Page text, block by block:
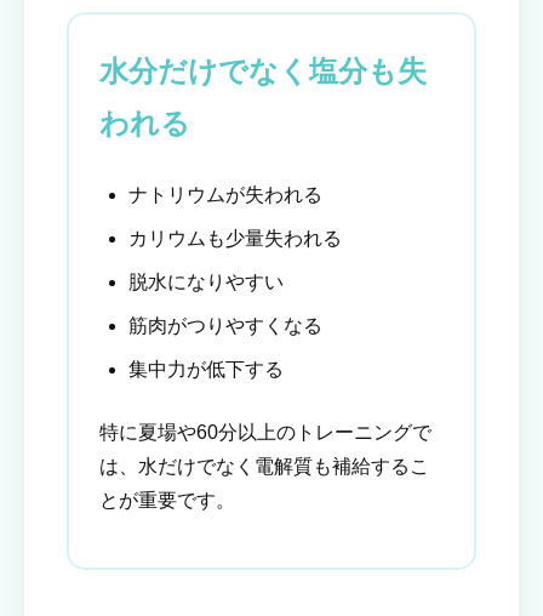
水分だけでなく塩分も失
われる
ナトリウムが失われる
カリウムも少量失われる
脱水になりやすい
筋肉がつりやすくなる
集中力が低下する
特に夏場や60分以上のトレーニングで
は、水だけでなく電解質も補給するこ
とが重要です。